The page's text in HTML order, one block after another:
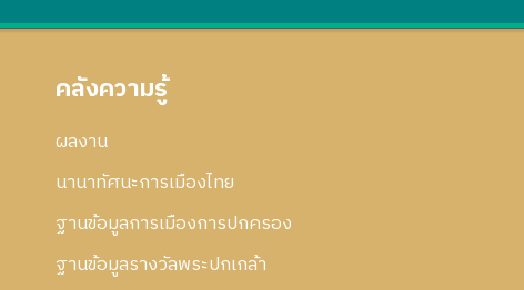
คลังความรู้
ผลงาน
นานาทัศนะการเมืองไทย
ฐานข้อมูลการเมืองการปกครอง
ฐานข้อมูลรางวัลพระปกเกล้า